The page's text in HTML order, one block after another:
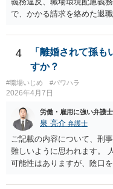
で、かかる請求を絡めた退
くなり全て弁護士が窓口と
う。
4
「離婚されて孫
すか？
#職場いじめ #パワハラ
2026年4月7日
労働・雇用に強い弁護士
泉 亮介 弁護士
ご記載の内容について、刑
難しいように思われます。
可能性はありますが、陰口